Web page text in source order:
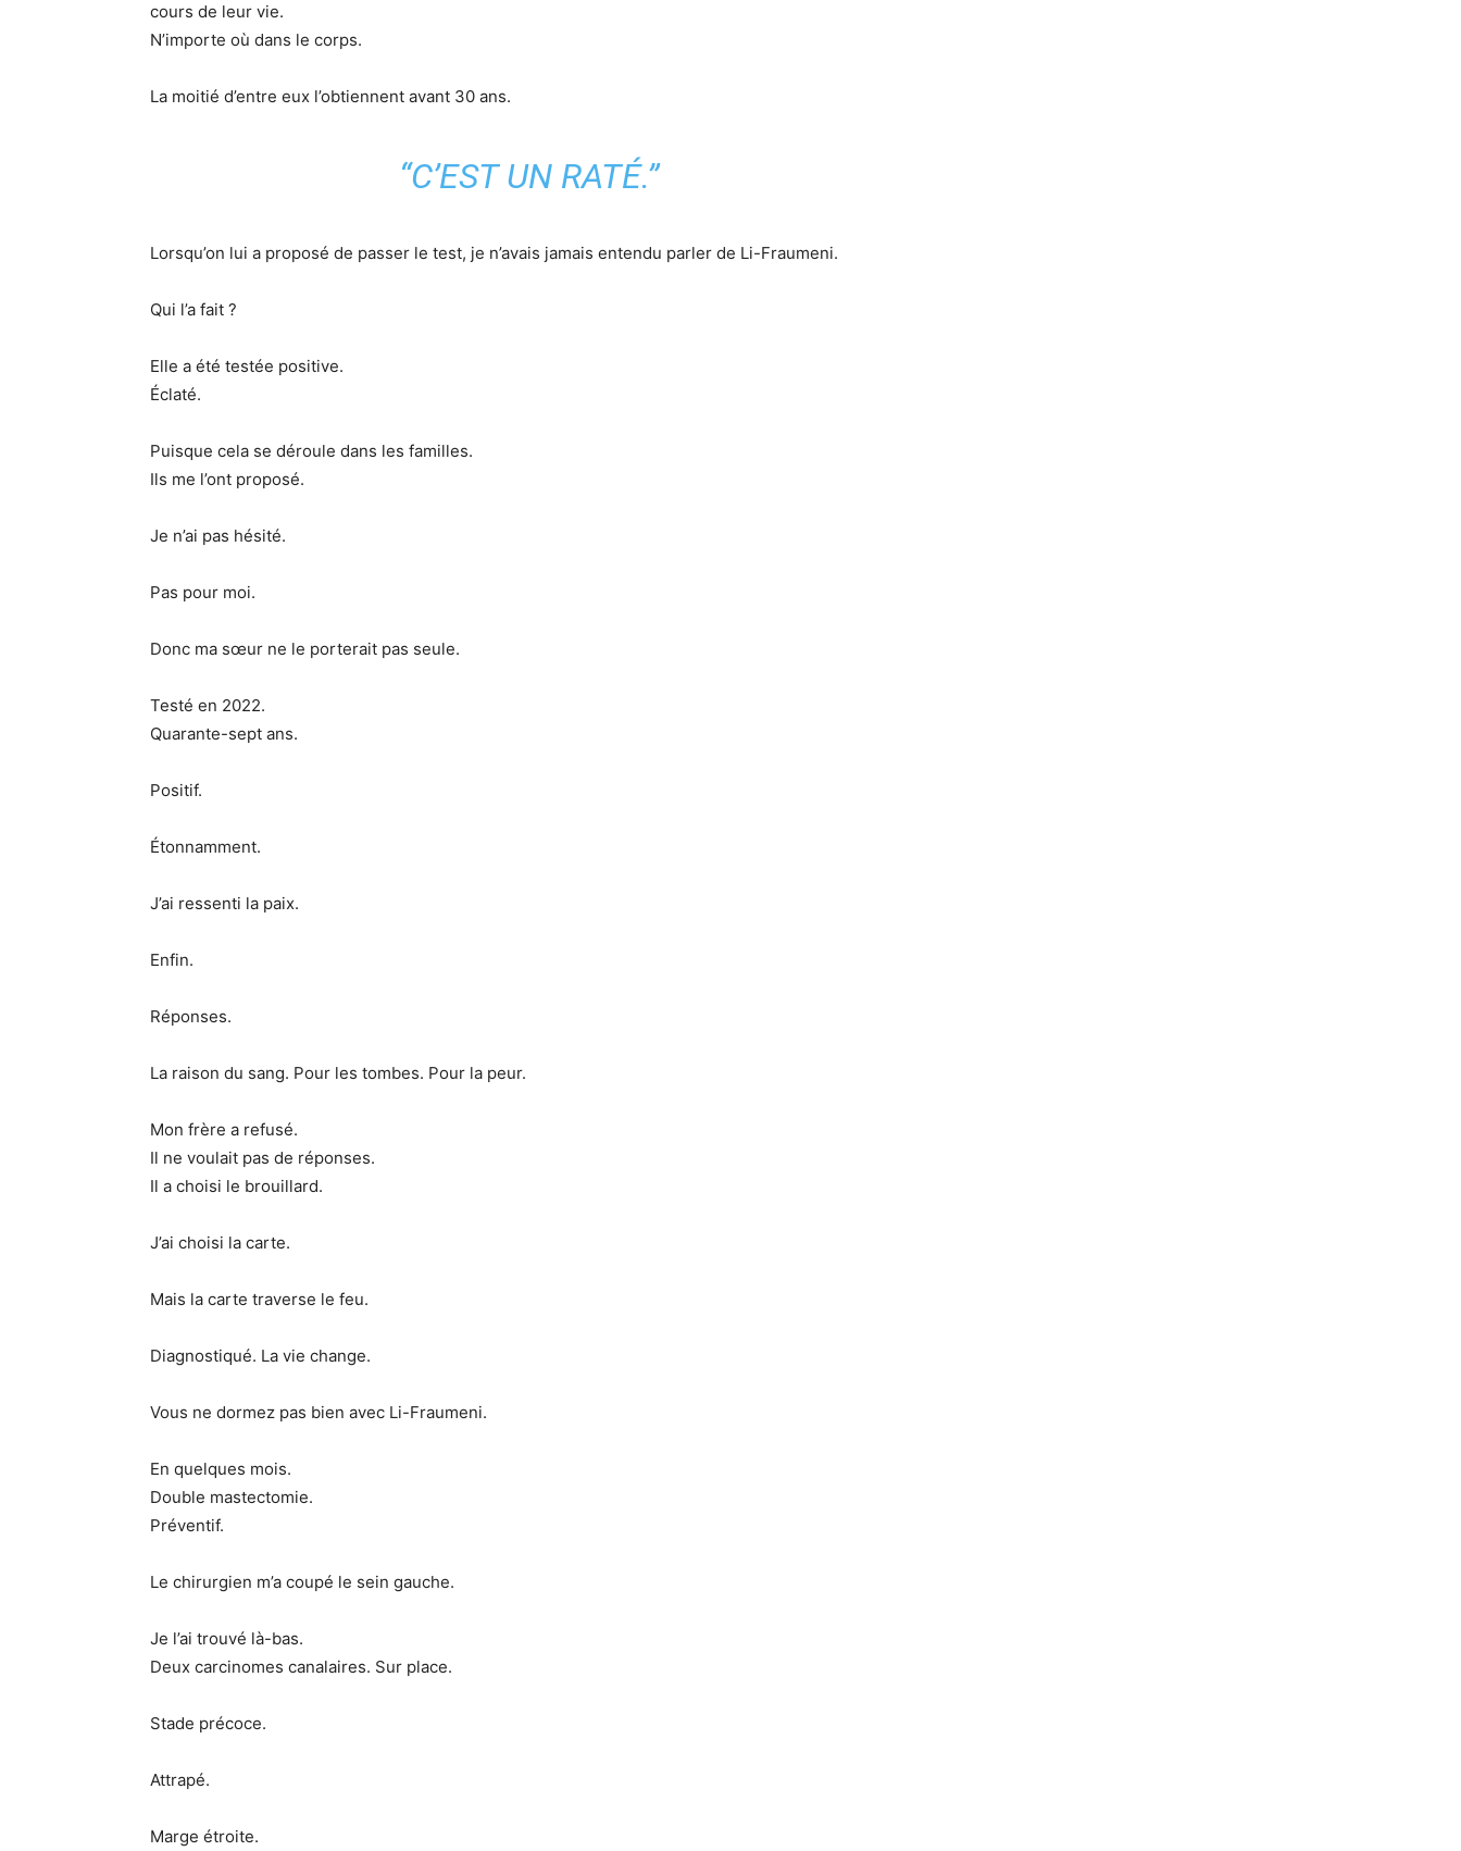
cours de leur vie.
N’importe où dans le corps.
La moitié d’entre eux l’obtiennent avant 30 ans.
“C’EST UN RATÉ.”
Lorsqu’on lui a proposé de passer le test, je n’avais jamais entendu parler de Li-Fraumeni.
Qui l’a fait ?
Elle a été testée positive.
Éclaté.
Puisque cela se déroule dans les familles.
Ils me l’ont proposé.
Je n’ai pas hésité.
Pas pour moi.
Donc ma sœur ne le porterait pas seule.
Testé en 2022.
Quarante-sept ans.
Positif.
Étonnamment.
J’ai ressenti la paix.
Enfin.
Réponses.
La raison du sang. Pour les tombes. Pour la peur.
Mon frère a refusé.
Il ne voulait pas de réponses.
Il a choisi le brouillard.
J’ai choisi la carte.
Mais la carte traverse le feu.
Diagnostiqué. La vie change.
Vous ne dormez pas bien avec Li-Fraumeni.
En quelques mois.
Double mastectomie.
Préventif.
Le chirurgien m’a coupé le sein gauche.
Je l’ai trouvé là-bas.
Deux carcinomes canalaires. Sur place.
Stade précoce.
Attrapé.
Marge étroite.